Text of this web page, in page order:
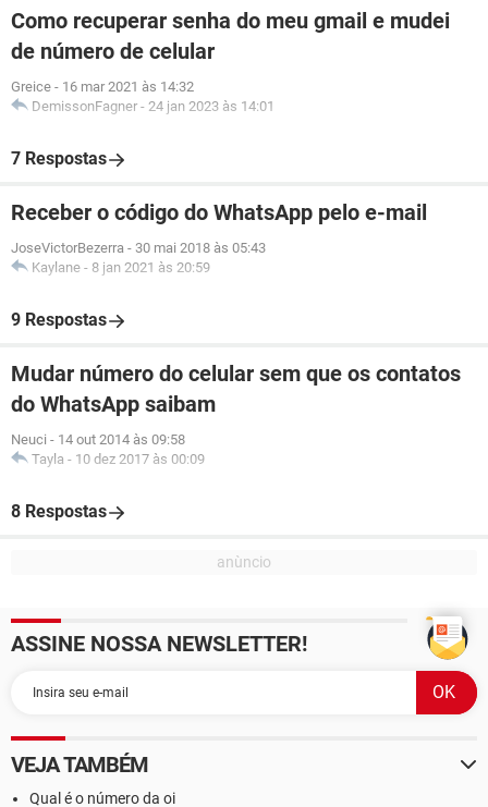
Como recuperar senha do meu gmail e mudei
de número de celular
Greice - 16 mar 2021 às 14:32
DemissonFagner - 24 jan 2023 às 14:01
7 Respostas
Receber o código do WhatsApp pelo e-mail
JoseVictorBezerra - 30 mai 2018 às 05:43
Kaylane - 8 jan 2021 às 20:59
9 Respostas
Mudar número do celular sem que os contatos
do WhatsApp saibam
Neuci - 14 out 2014 às 09:58
Tayla - 10 dez 2017 às 00:09
8 Respostas
ASSINE NOSSA NEWSLETTER!
VEJA TAMBÉM
Qual é o número da oi